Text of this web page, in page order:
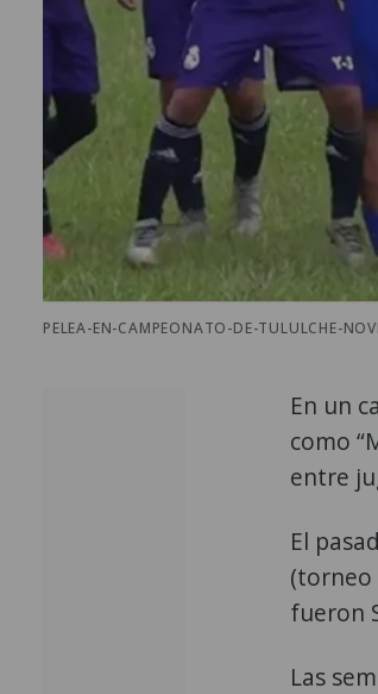
PELEA-EN-CAMPEONATO-DE-TULULCHE-
En un
como
entre
El
(torneo
fueron
Las